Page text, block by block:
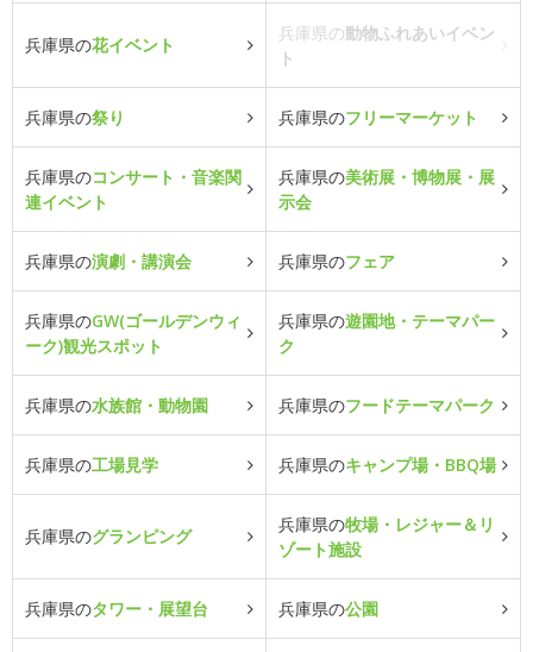
兵庫県の花イベント
兵庫県の動物ふれあいイベン
ト
兵庫県の祭り 兵庫県のフリーマーケット
兵庫県のコンサート・音楽関
連イベント
兵庫県の美術展・博物展・展
示会
兵庫県の演劇・講演会 兵庫県のフェア
兵庫県のGW(ゴールデンウィ
ーク)観光スポット
兵庫県の遊園地・テーマパー
ク
兵庫県の水族館・動物園 兵庫県のフードテーマパーク
兵庫県の工場見学 兵庫県のキャンプ場・BBQ場
兵庫県のグランピング
兵庫県の牧場・レジャー＆リ
ゾート施設
兵庫県のタワー・展望台 兵庫県の公園